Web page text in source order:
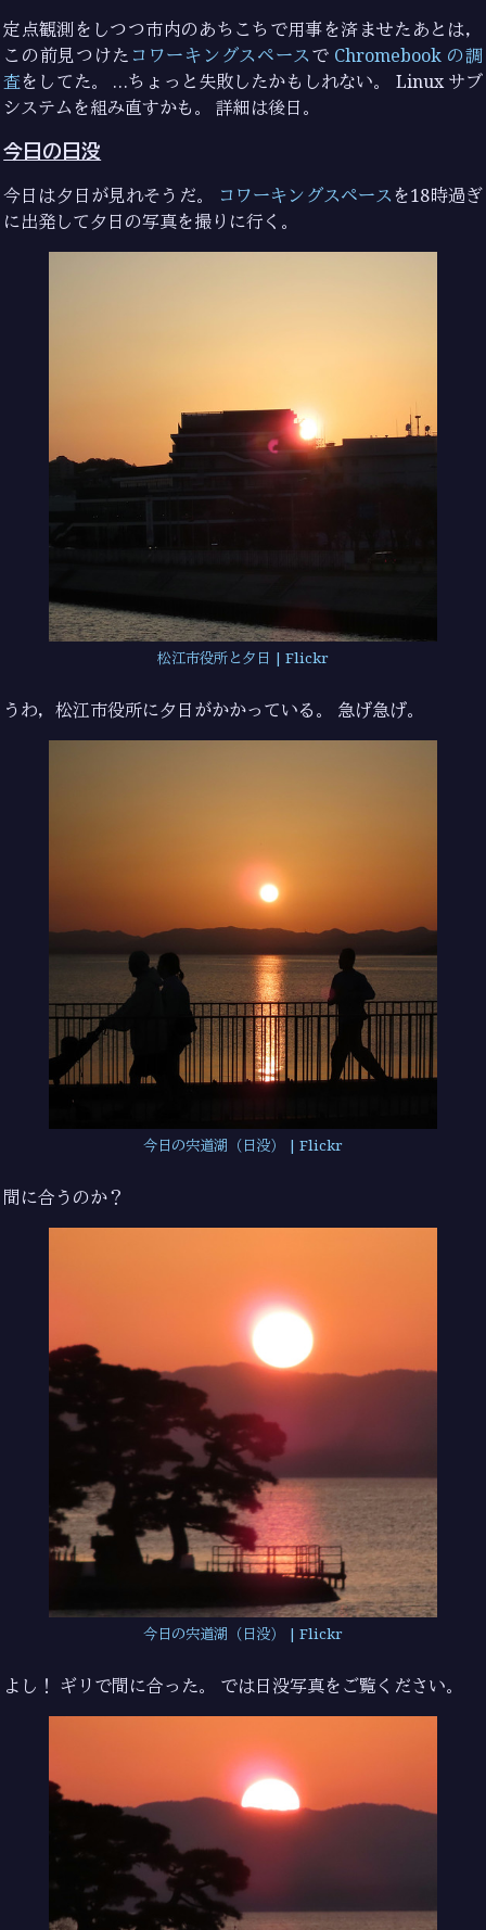
定点観測をしつつ市内のあちこちで用事を済ませたあとは，
この前見つけた コワーキングスペースで Chromebook の調
査をしてた。 …ちょっと失敗したかもしれない。 Linux サブ
システムを組み直すかも。 詳細は後日。
今日の日没
今日は夕日が見れそうだ。 コワーキングスペースを18時過ぎ
に出発して夕日の写真を撮りに行く。
松江市役所と夕日 | Flickr
うわ，松江市役所に夕日がかかっている。 急げ急げ。
今日の宍道湖（日没） | Flickr
間に合うのか？
今日の宍道湖（日没） | Flickr
よし！ ギリで間に合った。 では日没写真をご覧ください。